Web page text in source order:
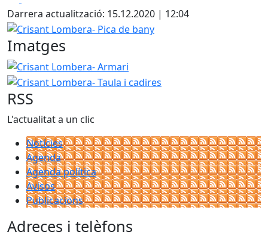
+
−
Darrera actualització: 15.12.2020 | 12:04
Crisant Lombera- Pica de bany
Imatges
Crisant Lombera- Armari
RSS
L'actualitat a un clic
Notícies
Agenda
Agenda política
Avisos
Publicacions
Adreces i telèfons